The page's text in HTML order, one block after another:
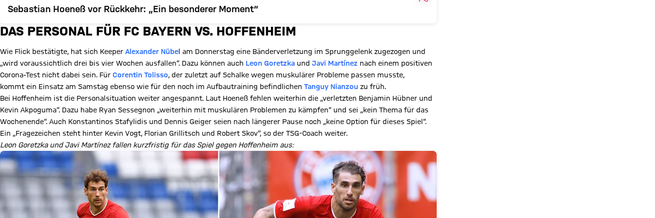
Sebastian Hoeneß vor Rückkehr: „Ein besonderer Moment“
DAS PERSONAL FÜR FC BAYERN VS. HOFFENHEIM
Wie Flick bestätigte, hat sich Keeper Alexander Nübe l am Donnerstag eine Bänderverletzung im Sprunggelenk zugezogen und
„wird voraussichtlich drei bis vier Wochen ausfallen“. Dazu können auch Leon Goretzka und Javi Martínez nach einem positiven
Corona-Test nicht dabei sein. Für Corentin Tolisso, der zuletzt auf Schalke wegen muskulärer Probleme passen musste,
kommt ein Einsatz am Samstag ebenso wie für den noch im Aufbautraining befindlichen Tanguy Nianzou zu früh.
Bei Hoffenheim ist die Personalsituation weiter angespannt. Laut Hoeneß fehlen weiterhin die „verletzten Benjamin Hübner und
Kevin Akpoguma“. Dazu habe Ryan Sessegnon „weiterhin mit muskulären Problemen zu kämpfen“ und sei „kein Thema für das
Wochenende“. Auch Konstantinos Stafylidis und Dennis Geiger seien nach längerer Pause noch „keine Option für dieses Spiel“.
Ein „Fragezeichen steht hinter Kevin Vogt, Florian Grillitsch und Robert Skov“, so der TSG-Coach weiter.
Leon Goretzka und Javi Martínez fallen kurzfristig für das Spiel gegen Hoffenheim aus: